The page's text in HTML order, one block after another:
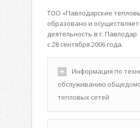
ТОО «Павлодарские
образовано и
деятельность в г. Павлодар
с 28 сентября 2006 года.
Информация по
обслуживанию
тепловых сетей